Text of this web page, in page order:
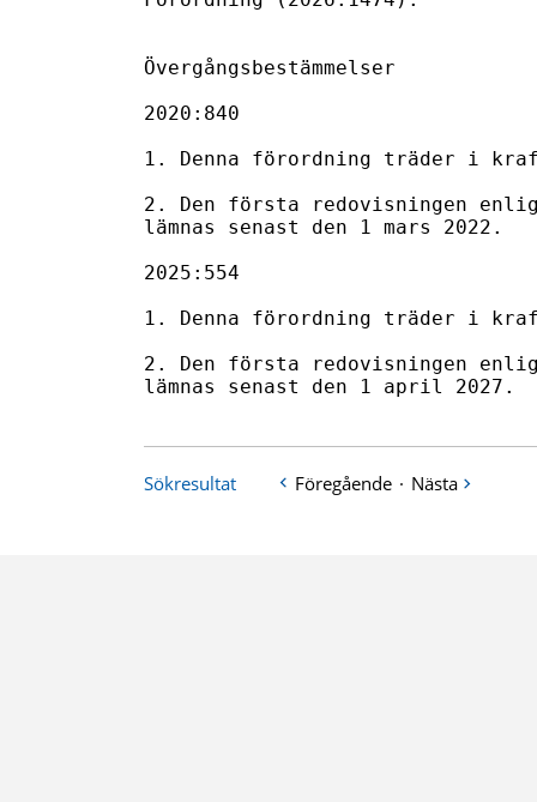
Övergångsbestämmelser
2020:840
1. Denna förordning träder i
2. Den första redovisningen
lämnas senast den 1 mars 2022.
2025:554
1. Denna förordning träder i
2. Den första redovisningen
lämnas senast den 1 april 2027.
Sökresultat Föregående · Nästa